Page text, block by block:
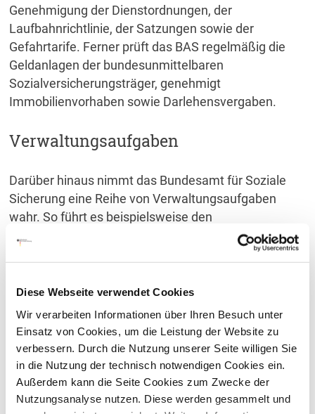
Diese Webseite verwendet Cookies
Wir verarbeiten Informationen über Ihren Besuch unter
Einsatz von Cookies, um die Leistung der Website zu
verbessern. Durch die Nutzung unserer Seite willigen Sie
in die Nutzung der technisch notwendigen Cookies ein.
Außerdem kann die Seite Cookies zum Zwecke der
Nutzungsanalyse nutzen. Diese werden gesammelt und
Genehmigung der Dienstordnungen, der
Laufbahnrichtlinie, der Satzungen sowie der
Gefahrtarife. Ferner prüft das BAS regelmäßig die
Geldanlagen der bundesunmittelbaren
Sozialversicherungsträger, genehmigt
Immobilienvorhaben sowie Darlehensvergaben.
Verwaltungsaufgaben
Darüber hinaus nimmt das Bundesamt für Soziale
Sicherung eine Reihe von Verwaltungsaufgaben
wahr. So führt es beispielsweise den
morbiditätsorientierten Risikostrukturausgleich in der
Gesetzlichen Krankenversicherung durch und
Finanzierung der gesetzlichen Krankenversicherung
erfolgt.
Finanzausgleich
Des Weiteren führt das BAS den monatlichen
Finanzausgleich in der Sozialen Pflegeversicherung